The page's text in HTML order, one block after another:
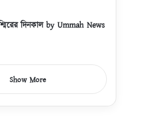
দিনকাল by Ummah News
Show More